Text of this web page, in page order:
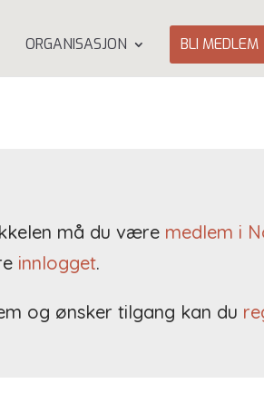
ORGANISASJON BLI MEDLEM
må du være medlem i
innlogget.
og ønsker tilgang kan du